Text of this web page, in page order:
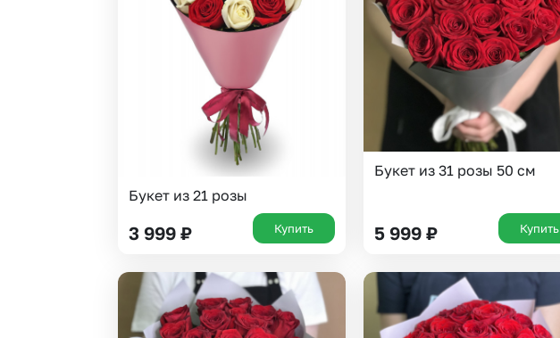
Гвоздики
Георгины
Гипсофила
Гортензии
Суккуленты
Букет из 21 розы
3 999 ₽ Купить
Букет из 31 розы 50 см
5 999 ₽ Купить